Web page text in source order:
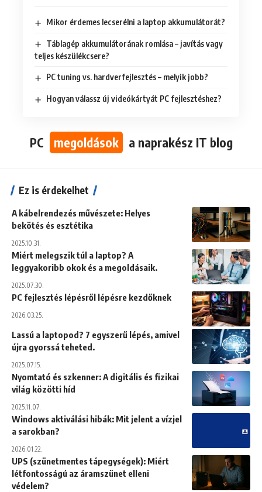
Mikor érdemes lecserélni a laptop akkumulátorát?
Táblagép akkumulátorának romlása – javítás vagy
teljes készülékcsere?
PC tuning vs. hardverfejlesztés – melyik jobb?
Hogyan válassz új videókártyát PC fejlesztéshez?
PC megoldások a naprakész IT blog
Ez is érdekelhet
A kábelrendezés művészete: Helyes
bekötés és esztétika
2025.10.31.
Miért melegszik túl a laptop? A
leggyakoribb okok és a megoldásaik.
2025.07.30.
PC fejlesztés lépésről lépésre kezdőknek
2026.03.25.
Lassú a laptopod? 7 egyszerű lépés, amivel
újra gyorssá teheted.
2025.07.15.
Nyomtató és szkenner: A digitális és fizikai
világ közötti híd
2025.11.07.
Windows aktiválási hibák: Mit jelent a vízjel
a sarokban?
2026.01.22.
UPS (szünetmentes tápegységek): Miért
létfontosságú az áramszünet elleni
védelem?